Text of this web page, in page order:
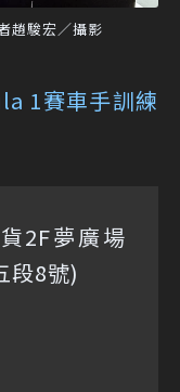
趙駿宏／攝影
1賽車手訓練
2F夢廣場
段8號)